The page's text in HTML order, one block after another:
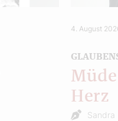
4. August
Herz
Sandra